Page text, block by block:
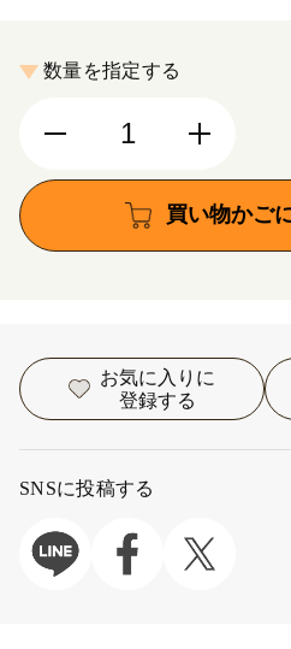
数量を指定する
買い物かご
お気に入りに
登録する
SNSに投稿する